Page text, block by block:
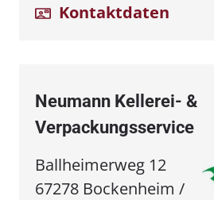
Kontaktdaten
Neumann Kellerei- &
Verpackungsservice
Ballheimerweg 12
67278 Bockenheim /